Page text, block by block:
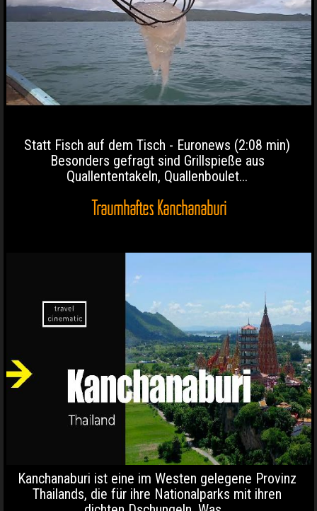
Statt Fisch auf dem Tisch - Euronews (2:08 min)
Besonders gefragt sind Grillspieße aus
Quallententakeln, Quallenboulet...
Traumhaftes Kanchanaburi
Kanchanaburi ist eine im Westen gelegene Provinz
Thailands, die für ihre Nationalparks mit ihren